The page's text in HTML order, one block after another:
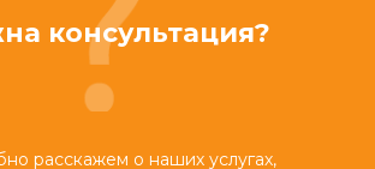
консультация?
расскажем о наших услугах,